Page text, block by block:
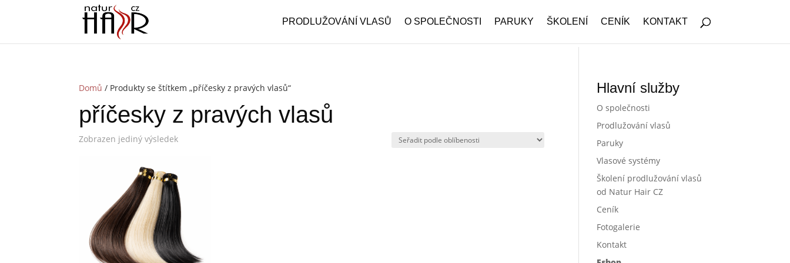
PRODLUŽOVÁNÍ VLASŮ O SPOLEČNOSTI PARUKY ŠKOLENÍ CENÍK KONTAKT
Domů / Produkty se štítkem „příčesky z pravých vlasů“
příčesky z pravých vlasů
Zobrazen jediný výsledek
Hlavní služby
O společnosti
Prodlužování vlasů
Paruky
Vlasové systémy
Školení prodlužování vlasů
od Natur Hair CZ
Ceník
Fotogalerie
Kontakt